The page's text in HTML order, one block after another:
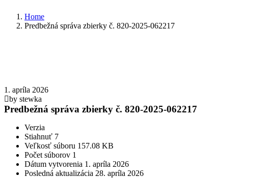
Home
Predbežná správa zbierky č. 820-2025-062217
1. apríla 2026
by stewka
Predbežná správa zbierky č. 820-2025-062217
Verzia
Stiahnuť 7
Veľkosť súboru 157.08 KB
Počet súborov 1
Dátum vytvorenia 1. apríla 2026
Posledná aktualizácia 28. apríla 2026